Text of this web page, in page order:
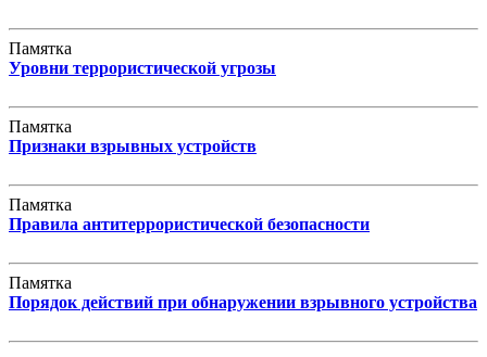
Памятка
Уровни террористической угрозы
Памятка
Признаки взрывных устройств
Памятка
Правила антитеррористической безопасности
Памятка
Порядок действий при обнаружении взрывного устройства